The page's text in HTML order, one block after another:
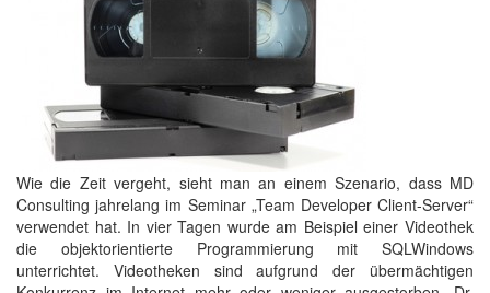
Wie die Zeit vergeht, sieht man an einem Szenario, dass MD
Consulting jahrelang im Seminar „Team Developer Client-Server“
verwendet hat. In vier Tagen wurde am Beispiel einer Videothek
die objektorientierte Programmierung mit SQLWindows
unterrichtet. Videotheken sind aufgrund der übermächtigen